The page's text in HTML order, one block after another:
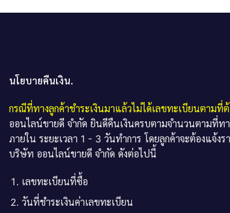
นโยบายคืนเงิน.
กรณีที่ทางลูกค้าชำระเงินมาแล้วไม่ได้เลขทะเบียนตามที่ต้
ออนไลน์ขายดี จำกัด ยินดีคืนเงินครบตามจำนวนตามที่ทา
ภายใน ระยะเวลา 1 - 3 วันทำการ โดยลูกค้าจะต้องแจ้งร
บริษัท ออนไลน์ขายดี จำกัด ดังต่อไปนี้
เลขทะเบียนที่ซื้อ
วันที่ชำระเงินค่าเลขทะเบียน